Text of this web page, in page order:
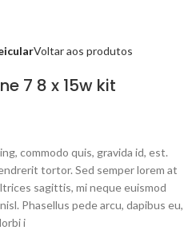
Voltar aos produtos
7 8 x 15w kit
commodo quis, gravida id, est.
tortor. Sed semper lorem at
sagittis, mi neque euismod
Phasellus pede arcu, dapibus eu,
i